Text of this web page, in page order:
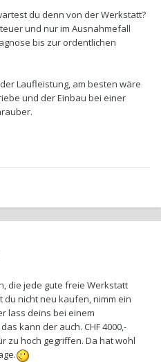
du denn von der Werkstatt?
und nur im Ausnahmefall
bis zur ordentlichen
Laufleistung, am besten wäre
und der Einbau bei einer
die jede gute freie Werkstatt
nicht neu kaufen, nimm ein
lass deins bei einem
kann der auch. CHF 4000,-
zu hoch gegriffen. Da hat wohl